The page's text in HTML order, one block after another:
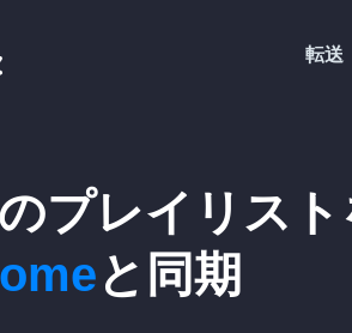
転送
のプレイリスト
と同期